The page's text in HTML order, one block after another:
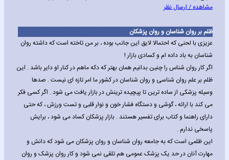
مشاهده / ارسال نظر
ظلم بر روان شناسان و روان پزشکان
عزیزی با لحنی که احتمالا لایق این جانب بوده ، بر من تاخته است که داشته روان
شناسان به باد داده ام و کسادی بازار !
اگر کار روان شناس را چنین بدانیم همان بهتر که دکه ماهم در کنار او دایر باشد . این
ظلم بر علم روان شناسی و روان شناسان در کشور ما امر تازه ای نیست . صدها
وسیله پزشکی از ساده ترین تا پیچیده ترینش در بازار یافت می شود . اگر کسی فکر
می کند با ارائه ، گوشی و دستگاه فشار خون و نوار قلبی و تست ورزش ، که حتی
دارای راهنما و کتاب برای تفسیر هستند . بازار پزشکان کساد می شود ، برایش
پاسخی ندارم .
این ظلمی است که به جامعه روان شناسان و روان پزشکان می شود که دانش و
مهارت آنان در حد یک پزشک عمومی هم تلقی نمی شود و کار روان پزشک و روان